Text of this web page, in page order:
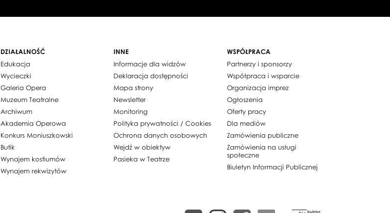
DZIAŁALNOŚĆ
Edukacja
Wycieczki
Galeria Opera
Muzeum Teatralne
Archiwum
Akademia Operowa
Konkurs Moniuszkowski
Butik
Wynajem kostiumów
Wynajem rekwizytów
INNE
Informacje dla widzów
Deklaracja dostępności
Mapa strony
Newsletter
Monitoring
Polityka prywatności / Cookies
Ochrona danych osobowych
Wejdź w obiektyw
Pasieka w Teatrze
WSPÓŁPRACA
Partnerzy i sponsorzy
Współpraca i wsparcie
Organizacja imprez
Ogłoszenia
Oferty pracy
Dla mediów
Zamówienia publiczne
Zamówienia na usługi
społeczne
Biuletyn Informacji Publicznej